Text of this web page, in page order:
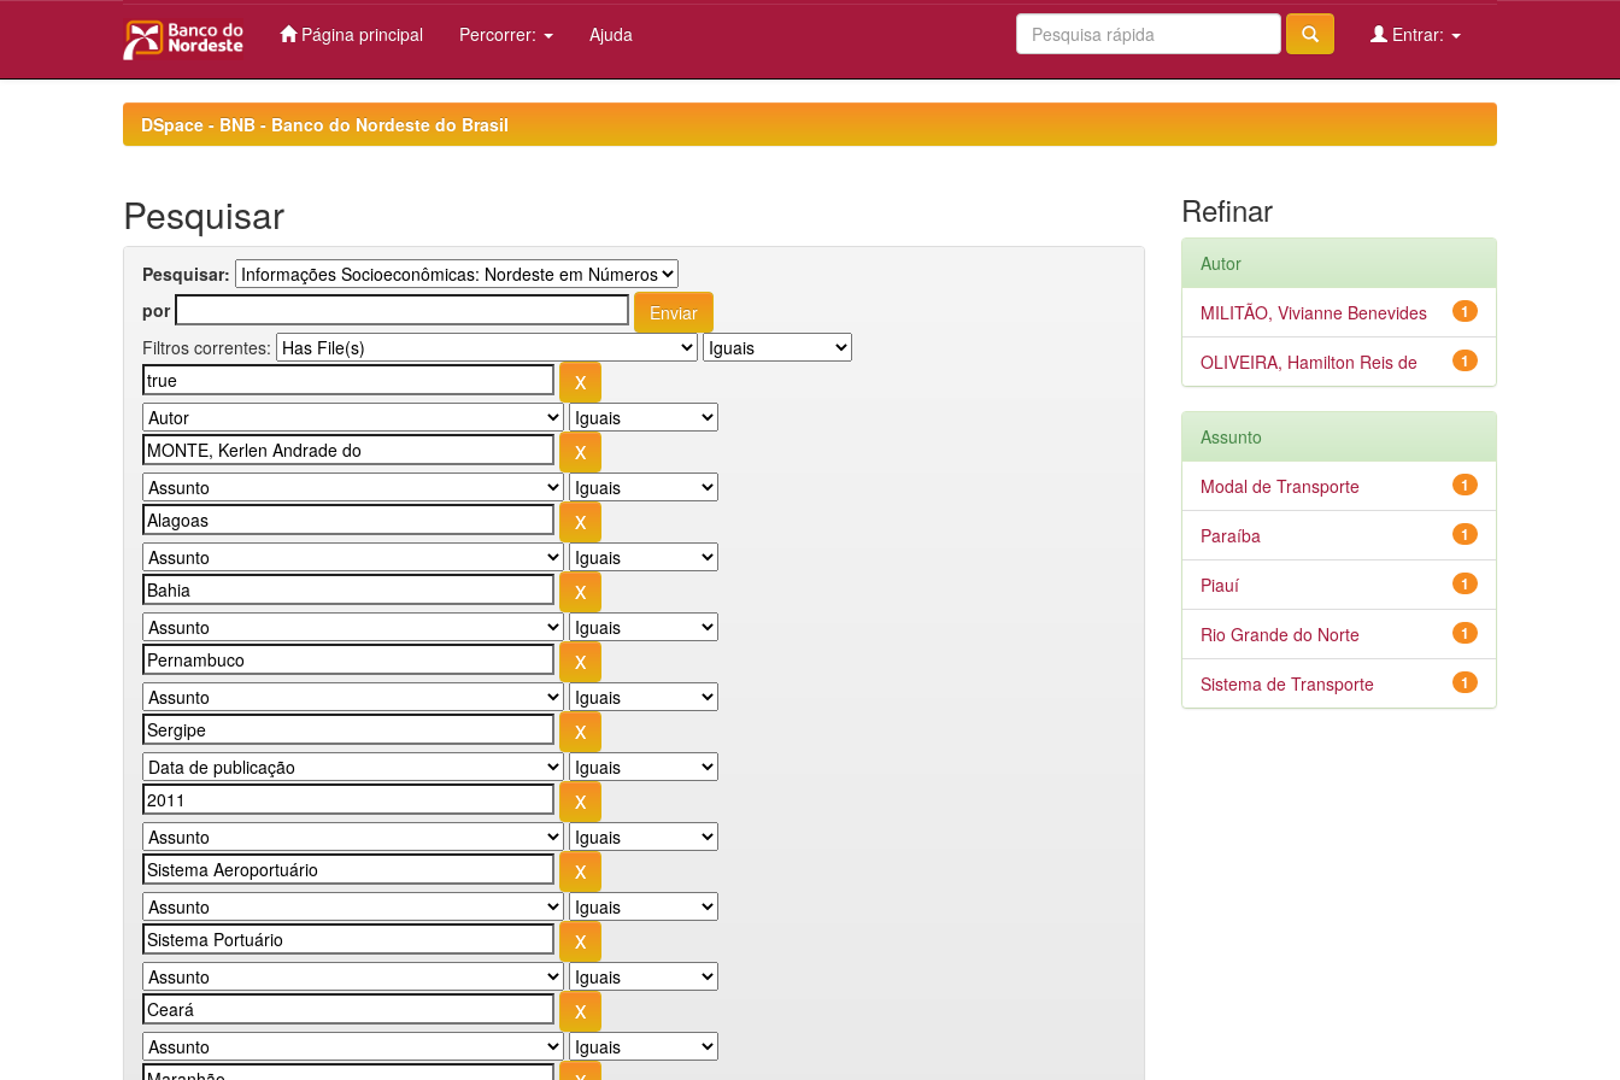
Página principal Percorrer: Ajuda Entrar:
DSpace - BNB - Banco do Nordeste do Brasil
Pesquisar
Pesquisar:
por
Filtros correntes:
Refinar
Autor
1
MILITÃO, Vivianne Benevides
1
OLIVEIRA, Hamilton Reis de
Assunto
1
Modal de Transporte
1
Paraíba
1
Piauí
1
Rio Grande do Norte
1
Sistema de Transporte